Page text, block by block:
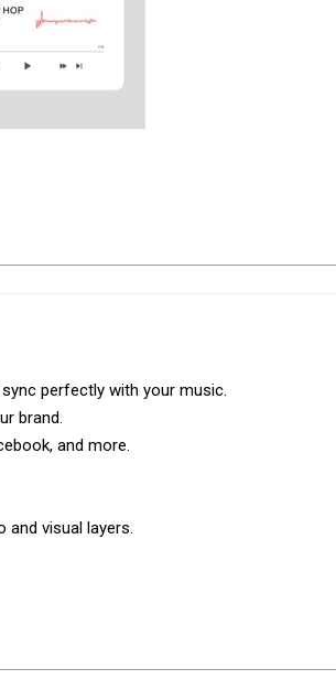
perfectly with your music.
brand.
and more.
and visual layers.